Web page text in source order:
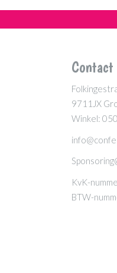
Contact
9711JX
Winkel:
KvK-
BTW-